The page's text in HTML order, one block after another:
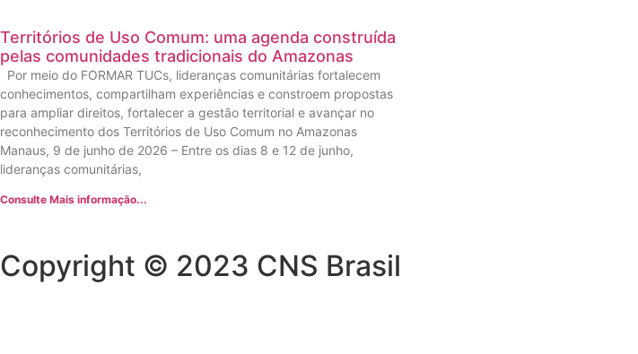
Territórios de Uso Comum: uma agenda construída
pelas comunidades tradicionais do Amazonas
Por meio do FORMAR TUCs, lideranças comunitárias fortalecem
conhecimentos, compartilham experiências e constroem propostas
para ampliar direitos, fortalecer a gestão territorial e avançar no
reconhecimento dos Territórios de Uso Comum no Amazonas
Manaus, 9 de junho de 2026 – Entre os dias 8 e 12 de junho,
lideranças comunitárias,
Consulte Mais informação...
Copyright © 2023 CNS Brasil